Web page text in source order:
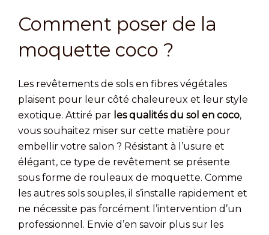
Comment poser de la
moquette coco ?
Les revêtements de sols en fibres végétales
plaisent pour leur côté chaleureux et leur style
exotique. Attiré par les qualités du sol en coco,
vous souhaitez miser sur cette matière pour
embellir votre salon ? Résistant à l’usure et
élégant, ce type de revêtement se présente
sous forme de rouleaux de moquette. Comme
les autres sols souples, il s’installe rapidement et
ne nécessite pas forcément l’intervention d’un
professionnel. Envie d’en savoir plus sur les